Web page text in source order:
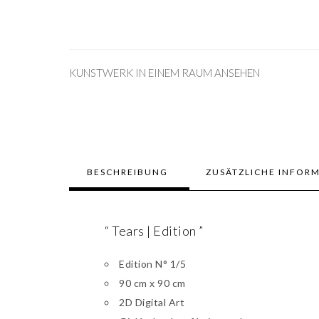
KUNSTWERK IN EINEM RAUM ANSEHEN
BESCHREIBUNG ZUSÄTZLICHE
“ Tears | Edition ”
Edition N° 1/5
90 cm x 90 cm
2D Digital Art